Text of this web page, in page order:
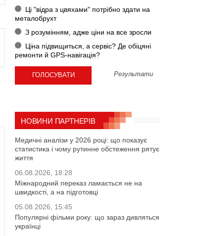
Ці "відра з цвяхами" потрібно здати на
металобрухт
З розумінням, адже ціни на все зросли
Ціна підвищиться, а сервіс? Де обіцяні
ремонти й GPS-навігація?
Результати
НОВИНИ ПАРТНЕРІВ
Медичні аналізи у 2026 році: що показує
статистика і чому рутинне обстеження рятує
життя
06.08.2026, 18:28
Міжнародний переказ ламається не на
швидкості, а на підготовці
05.08.2026, 15:45
Популярні фільми року: що зараз дивляться
українці